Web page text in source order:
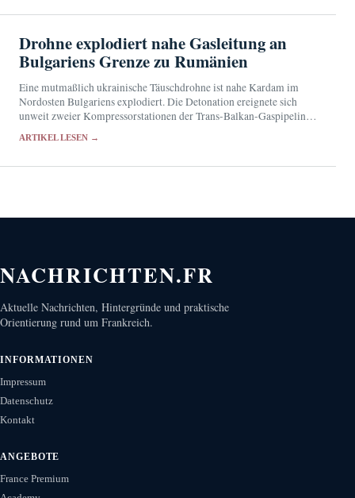
Drohne explodiert nahe Gasleitung an
Bulgariens Grenze zu Rumänien
Eine mutmaßlich ukrainische Täuschdrohne ist nahe Kardam im
Nordosten Bulgariens explodiert. Die Detonation ereignete sich
unweit zweier Kompressorstationen der Trans-Balkan-Gaspipeline;
ARTIKEL LESEN →
NACHRICHTEN.FR
Aktuelle Nachrichten, Hintergründe und praktische
Orientierung rund um Frankreich.
INFORMATIONEN
Impressum
Datenschutz
Kontakt
ANGEBOTE
France Premium